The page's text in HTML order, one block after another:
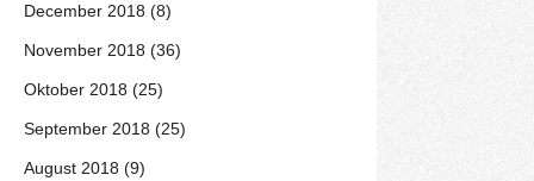
December 2018 (8)
November 2018 (36)
Oktober 2018 (25)
September 2018 (25)
August 2018 (9)